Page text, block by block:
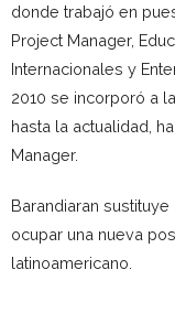
donde trabajó en
Project Manager,
Internacionales y
2010 se incorporó a
hasta la actualidad,
Manager.
Barandiaran
ocupar una nueva
latinoamericano.